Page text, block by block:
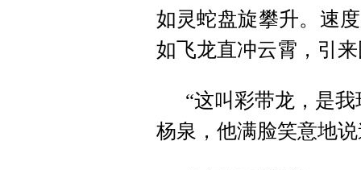
如灵蛇盘旋攀升。速
如飞龙直冲云霄，引
“这叫彩带龙，是
杨泉，他满脸笑意地